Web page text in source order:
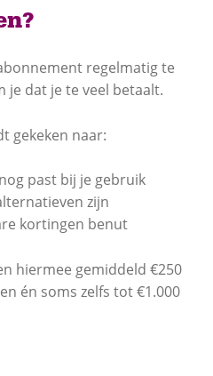
regelmatig te
je dat je te veel betaalt.
gekeken naar:
past bij je gebruik
zijn
kortingen benut
hiermee gemiddeld €250
én soms zelfs tot €1.000